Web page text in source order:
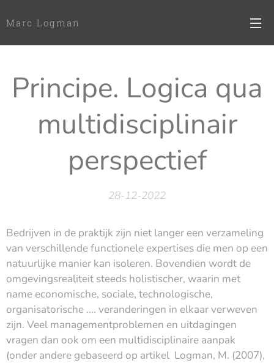
Marc Logman
Principe. Logica qua
multidisciplinair
perspectief
28-12-2022
Bedrijven in de praktijk zijn niet langer een verzameling
van verschillende functionele expertises die men op een
natuurlijke manier kan isoleren. Bovendien wordt de
omgevingsrealiteit steeds holistischer, waarin met
name economische, sociale, technologische,
organisatorische .... veranderingen in elkaar verweven
zijn. Veel managementproblemen en uitdagingen
vragen dan ook om een multidisciplinaire aanpak
(onder andere gebaseerd op artikel Logman, M. (2007),